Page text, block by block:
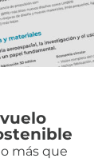
más que